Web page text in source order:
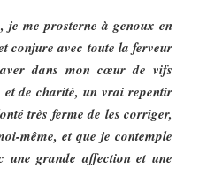
je me prosterne à genoux en
conjure avec toute la ferveur
dans mon cœur de vifs
et de charité, un vrai repentir
très ferme de les corriger,
même, et que je contemple
une grande affection et une